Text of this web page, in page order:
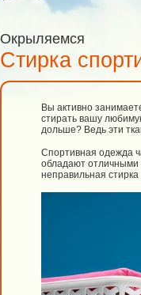
Окрыляемся
Стирка
Вы активно
стирать вашу
дольше? Ведь эти
Спортивная одежда
обладают отличными
неправильная